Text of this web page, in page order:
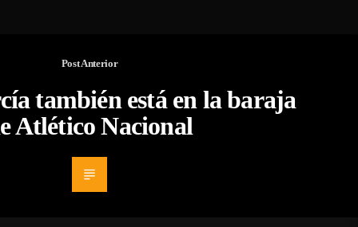
Post Anterior
también está en la baraja
Atlético Nacional